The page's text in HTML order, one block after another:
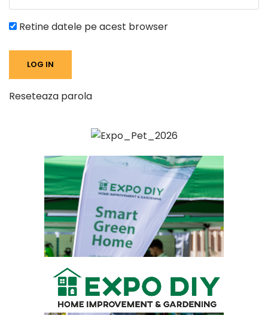
Retine datele pe acest browser
Reseteaza parola